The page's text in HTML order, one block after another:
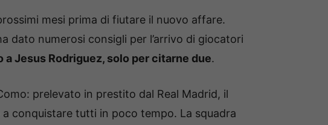
mesi prima di fiutare il nuovo affare.
dato numerosi consigli per l’arrivo di giocatori
a Jesus Rodriguez, solo per citarne due.
prelevato in prestito dal Real Madrid, il
conquistare tutti in poco tempo. La squadra